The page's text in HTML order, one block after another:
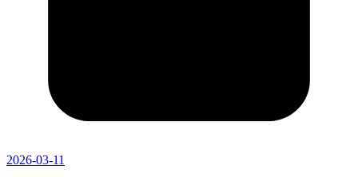
2026-03-11